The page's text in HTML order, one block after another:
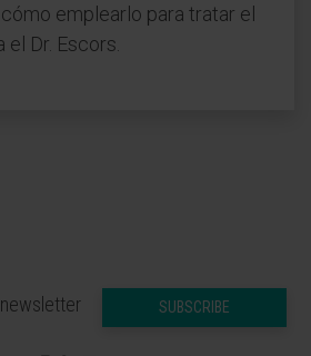
emplearlo para tratar el
Dr. Escors.
SUBSCRIBE